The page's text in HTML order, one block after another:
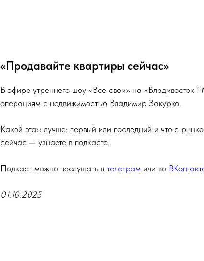
«Продавайте квартиры сейчас»
В эфире утреннего шоу «Все свои» на «Владивосток
операциям с недвижимостью Владимир Закурко.
Какой этаж лучше: первый или последний и что с
сейчас — узнаете в подкасте.
Подкаст можно послушать в телеграм или во
01.10.2025